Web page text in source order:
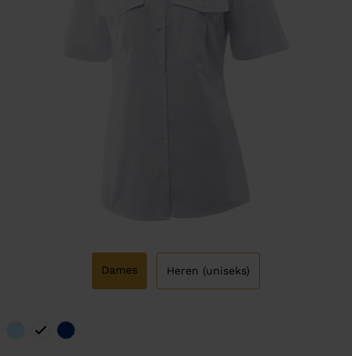
Dames Heren (uniseks)